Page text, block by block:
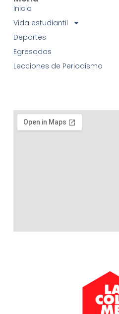
Inicio
Vida estudiantil
Deportes
Egresados
Lecciones de Periodismo